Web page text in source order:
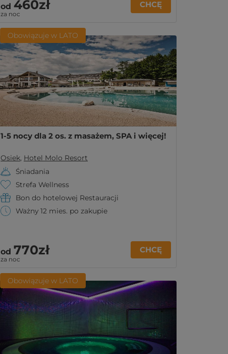
od 460zł
za noc
CHCĘ
Obowiązuje w LATO
1-5 nocy dla 2 os. z masażem, SPA i więcej!
Osiek, Hotel Molo Resort
Śniadania
Strefa Wellness
Bon do hotelowej Restauracji
Ważny 12 mies. po zakupie
od 770zł
za noc
CHCĘ
Obowiązuje w LATO